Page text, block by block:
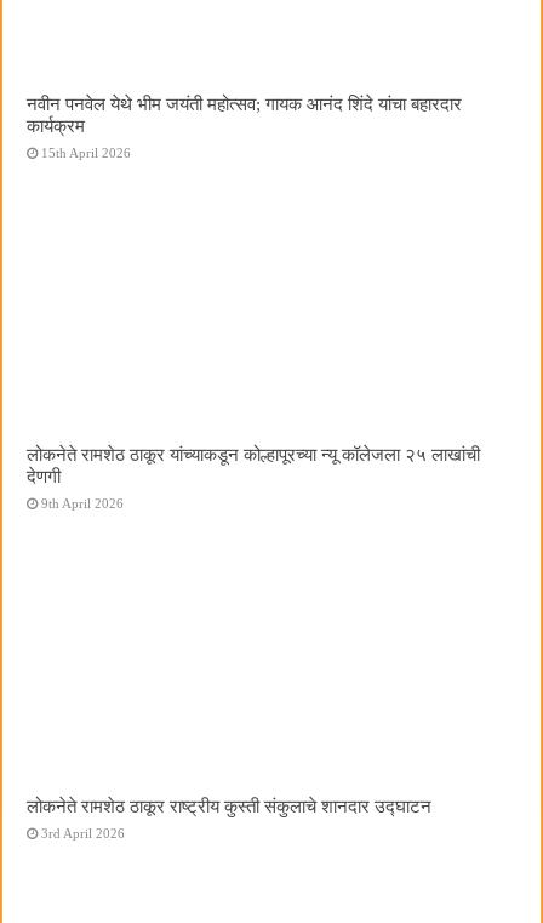
नवीन पनवेल येथे भीम जयंती महोत्सव; गायक आनंद शिंदे यांचा बहारदार
कार्यक्रम
15th April 2026
लोकनेते रामशेठ ठाकूर यांच्याकडून कोल्हापूरच्या न्यू कॉलेजला २५ लाखांची
देणगी
9th April 2026
लोकनेते रामशेठ ठाकूर राष्ट्रीय कुस्ती संकुलाचे शानदार उद्घाटन
3rd April 2026